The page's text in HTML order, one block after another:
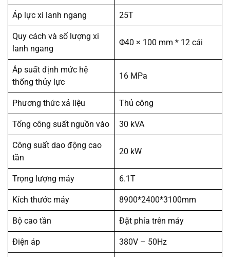
Áp lực xi lanh ngang 25T
Quy cách và số lượng xi
lanh ngang
Φ40 × 100 mm * 12 cái
Áp suất định mức hệ
thống thủy lực
16 MPa
Phương thức xả liệu Thủ công
Tổng công suất nguồn vào 30 kVA
Công suất dao động cao
tần
20 kW
Trọng lượng máy 6.1T
Kích thước máy 8900*2400*3100mm
Bộ cao tần Đặt phía trên máy
Điện áp 380V – 50Hz